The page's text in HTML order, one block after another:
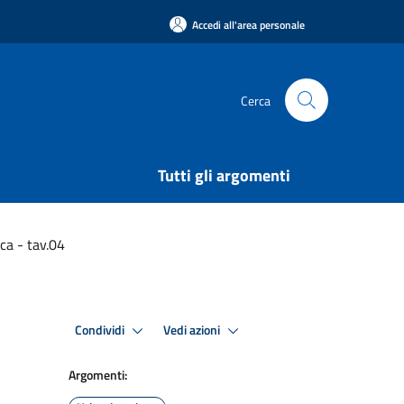
Accedi all'area personale
Cerca
Tutti gli argomenti
- tav.04
Condividi Vedi azioni
Argomenti: